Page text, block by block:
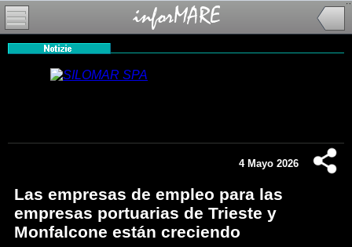
4 Mayo 2026
Las empresas de empleo para las
empresas portuarias de Trieste y
Monfalcone están creciendo